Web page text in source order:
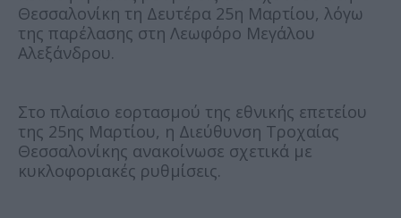
Θεσσαλονίκη τη Δευτέρα 25η Μαρτίου, λόγω
της παρέλασης στη Λεωφόρο Μεγάλου
Αλεξάνδρου.
Στο πλαίσιο εορτασμού της εθνικής επετείου
της 25ης Μαρτίου, η Διεύθυνση Τροχαίας
Θεσσαλονίκης ανακοίνωσε σχετικά με
κυκλοφοριακές ρυθμίσεις.